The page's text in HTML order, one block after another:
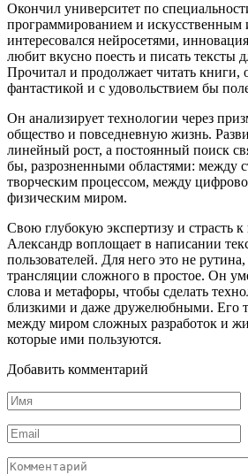
Окончил университет по
программированием и искусственным
интересовался нейросетями,
любит вкусно поесть и писать тексты
Прочитал и продолжает читать книги,
фантастикой и с удовольствием бы
Он анализирует технологии через
общество и повседневную жизнь.
линейный рост, а постоянный поиск
бы, разрозненными областями: между
творческим процессом, между
физическим миром.
Свою глубокую экспертизу и страсть
Александр воплощает в написании
пользователей. Для него это не рутина,
трансляции сложного в простое. Он
слова и метафоры, чтобы сделать
близкими и даже дружелюбными. Его
между миром сложных разработок и
которые ими пользуются.
Добавить комментарий
Имя
*
Email
*
Комментарий